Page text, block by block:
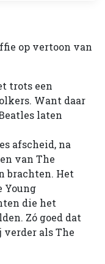
op vertoon van
trots een
Want daar
laten
afscheid, na
van The
brachten. Het
Young
die het
Zó goed dat
verder als The